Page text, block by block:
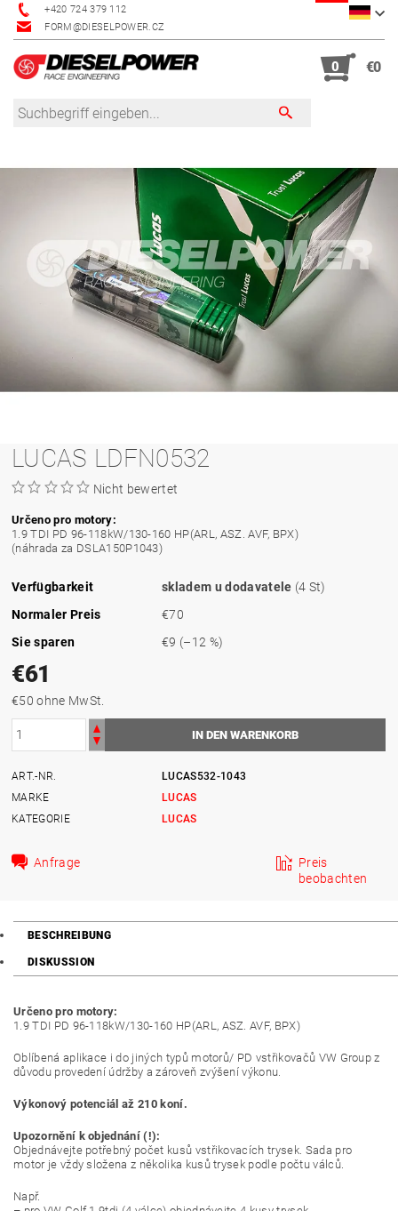
+420 724 379 112
FORM@DIESELPOWER.CZ
0 €0
LUCAS LDFN0532
Nicht bewertet
Určeno pro motory:
1.9 TDI PD 96-118kW/130-160 HP(ARL, ASZ. AVF, BPX)
(náhrada za DSLA150P1043)
Verfügbarkeit skladem u dodavatele (4 St)
Normaler Preis
€70
Sie sparen
€9 (–12 %)
€61
€50 ohne MwSt.
ART.-NR.
LUCAS532-1043
MARKE
LUCAS
KATEGORIE
LUCAS
Anfrage
Preis
beobachten
BESCHREIBUNG
DISKUSSION
Určeno pro motory:
1.9 TDI PD 96-118kW/130-160 HP(ARL, ASZ. AVF, BPX)
Oblíbená aplikace i do jiných typů motorů/ PD vstřikovačů VW Group z
důvodu provedení údržby a zároveň zvýšení výkonu.
Výkonový potenciál až 210 koní.
Upozornění k objednání (!):
Objednávejte potřebný počet kusů vstřikovacích trysek. Sada pro
motor je vždy složena z několika kusů trysek podle počtu válců.
Např.